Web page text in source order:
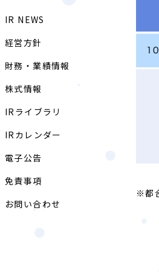
IR NEWS
経営方針
財務・業績情報
株式情報
IRライブラリ
IRカレンダー
電子公告
免責事項
お問い合わせ
都